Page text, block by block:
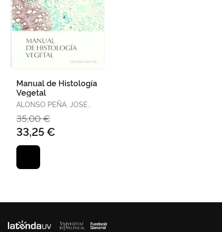
Manual de Histología
Vegetal
ALONSO PEÑA, JOSE
35,00 €
33,25 €